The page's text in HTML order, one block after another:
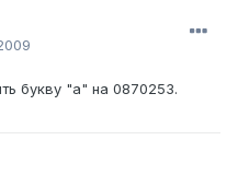
букву "а" на 0870253.